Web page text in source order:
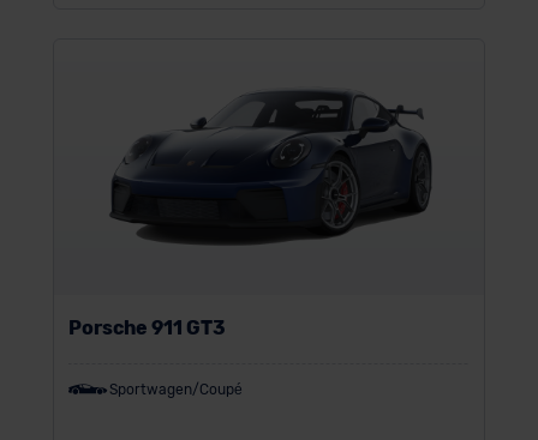
Porsche 911 GT3
Sportwagen/Coupé